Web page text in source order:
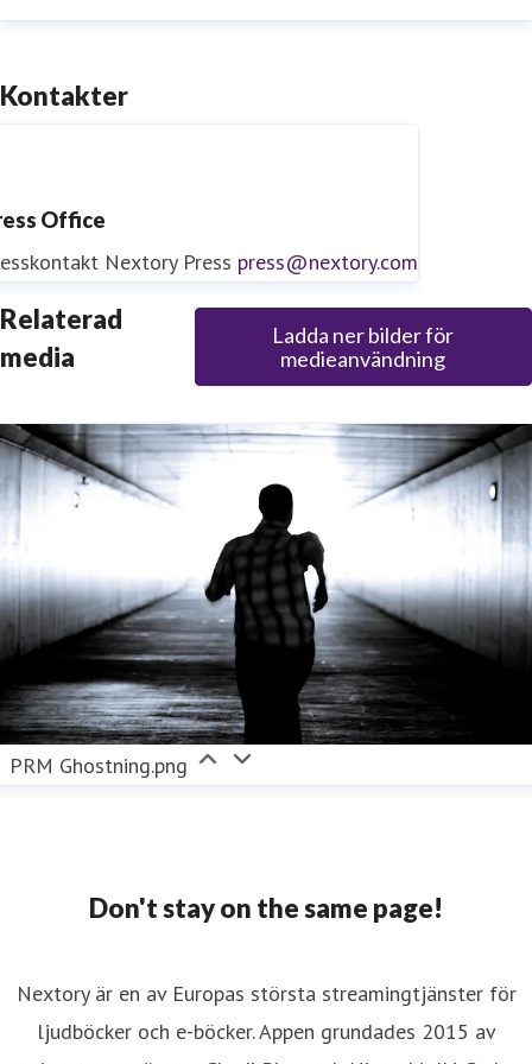
Kontakter
Office
Nextory Press press@nextory.com
Relaterad
media
Ladda ner bilder för
medieanvändning
PRM Ghostning.png
Don't stay on the same page!
Nextory är en av Europas största streamingtjänster för
ljudböcker och e-böcker. Appen grundades 2015 av